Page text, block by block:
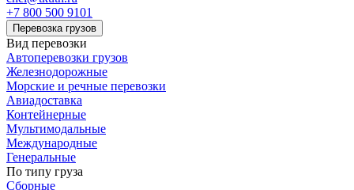
+7 800 500 9101
Перевозка грузов
Вид перевозки
Автоперевозки грузов
Железнодорожные
Морские и речные перевозки
Авиадоставка
Контейнерные
Мультимодальные
Международные
Генеральные
По типу груза
Сборные